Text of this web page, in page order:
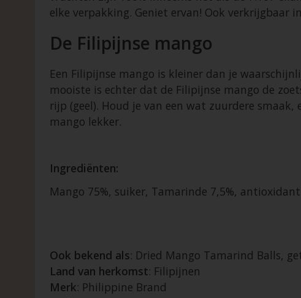
elke verpakking. Geniet ervan! Ook verkrijgbaar
De Filipijnse mango
Een Filipijnse mango is kleiner dan je
mooiste is echter dat de Filipijnse mango de
rijp (geel). Houd je van een wat zuurdere
mango lekker.
Ingrediënten:
Mango 75%, suiker, Tamarinde 7,5%, antioxidant
Ook bekend als: Dried Mango Tamarind Balls,
Land van herkomst: Filipijnen
Merk: Philippine Brand